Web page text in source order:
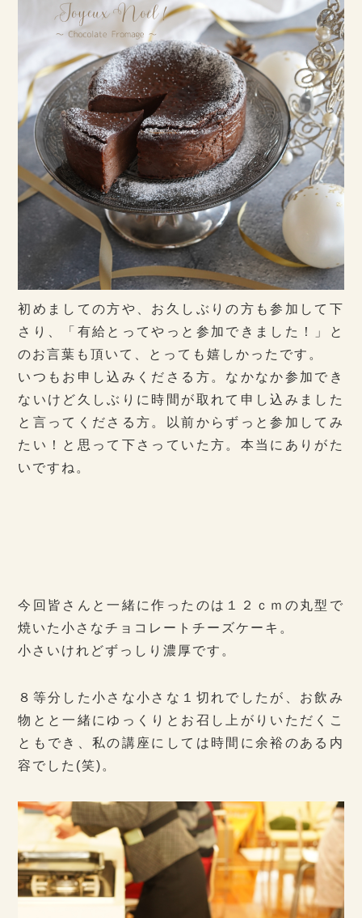
初めましての方や、お久しぶりの方も参加して下
さり、「有給とってやっと参加できました！」と
のお言葉も頂いて、とっても嬉しかったです。
いつもお申し込みくださる方。なかなか参加でき
ないけど久しぶりに時間が取れて申し込みました
と言ってくださる方。以前からずっと参加してみ
たい！と思って下さっていた方。本当にありがた
いですね。
今回皆さんと一緒に作ったのは１２ｃｍの丸型で
焼いた小さなチョコレートチーズケーキ。
小さいけれどずっしり濃厚です。
８等分した小さな小さな１切れでしたが、お飲み
物とと一緒にゆっくりとお召し上がりいただくこ
ともでき、私の講座にしては時間に余裕のある内
容でした(笑)。